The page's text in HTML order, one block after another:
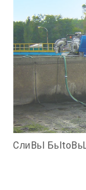
CлиBьl